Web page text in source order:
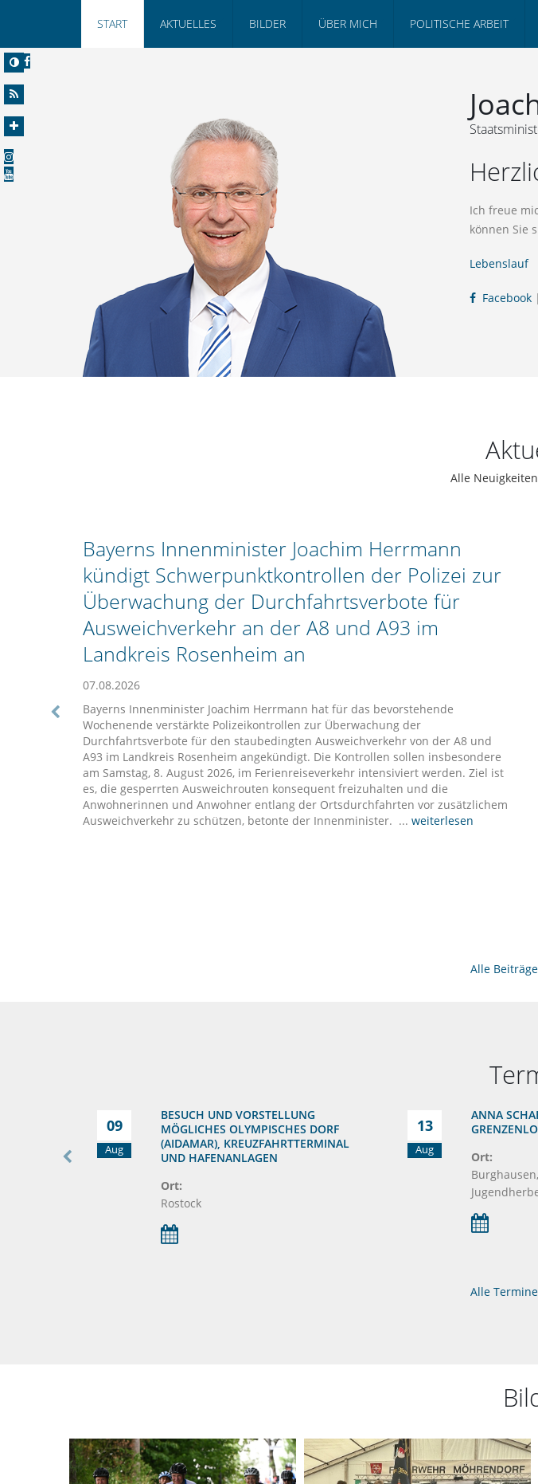
START AKTUELLES BILDER ÜBER MICH POLITISCHE ARBEIT
Ich freue
können Sie
Lebenslauf
Facebook|
Alle
Bayerns Innenminister Joachim Herrmann
kündigt Schwerpunktkontrollen der Polizei zur
Überwachung der Durchfahrtsverbote für
Ausweichverkehr an der A8 und A93 im
Landkreis Rosenheim an
07.08.2026
Bayerns Innenminister Joachim Herrmann hat für das bevorstehende
Wochenende verstärkte Polizeikontrollen zur Überwachung der
Durchfahrtsverbote für den staubedingten Ausweichverkehr von der A8 und
A93 im Landkreis Rosenheim angekündigt. Die Kontrollen sollen insbesondere
am Samstag, 8. August 2026, im Ferienreiseverkehr intensiviert werden. Ziel ist
es, die gesperrten Ausweichrouten konsequent freizuhalten und die
Anwohnerinnen und Anwohner entlang der Ortsdurchfahrten vor zusätzlichem
Ausweichverkehr zu schützen, betonte der Innenminister. ... weiterlesen
Alle
09
Aug
BESUCH UND VORSTELLUNG
MÖGLICHES OLYMPISCHES DORF
(AIDAMAR), KREUZFAHRTTERMINAL
UND HAFENANLAGEN
Ort:
Rostock
13
Aug
ANNA
Ort:
Alle